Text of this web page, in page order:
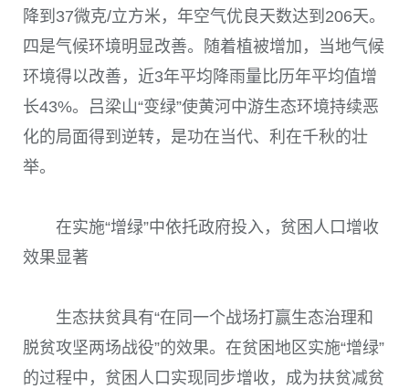
降到 37微克/立方米，年空气优良天数达到 206天。
四是气候环境明显改善。随着植被增加，当地气候
环境得以改善，近3年平均降雨量比历年平均值增
长43%。吕梁山“变绿”使黄河中游生态环境持续恶
化的局面得到逆转，是功在当代、利在千秋的壮
举。
在实施“增绿”中依托政府投入，贫困人口增收
效果显著
生态扶贫具有“在同一个战场打赢生态治理和
脱贫攻坚两场战役”的效果。在贫困地区实施“增绿”
的过程中，贫困人口实现同步增收，成为扶贫减贫